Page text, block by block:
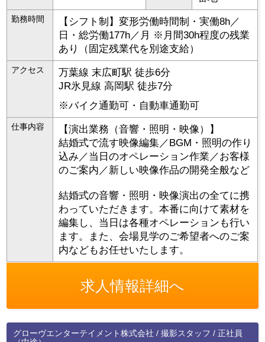
勤務時間
【シフト制】変形労働時間制・実働8h／
日・総労働177h／月 ※月間30h程度の残業
あり（固定残業代を別途支給）
アクセス
万葉線 末広町駅 徒歩6分
JR氷見線 高岡駅 徒歩7分
※バイク通勤可・自動車通勤可
仕事内容
【演出業務（音響・照明・映像）】
結婚式で流す映像編集／BGM・照明の作り
込み／当日のオペレーション作業／お客様
のご案内／新しい映像作品の開発全般など
結婚式の音響・照明・映像演出の全てに携
わっていただきます。本番に向けて素材を
編集し、当日は各種オペレーションも行い
ます。また、会場見学のご希望者へのご案
内などもお任せいたします。
求人情報詳細へ
グローヴエンターテイメント株式会社 / 撮影スタッフ / 正社員